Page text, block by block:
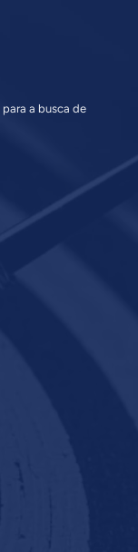
a busca de